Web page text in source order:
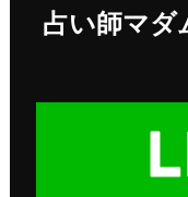
占い師マダ